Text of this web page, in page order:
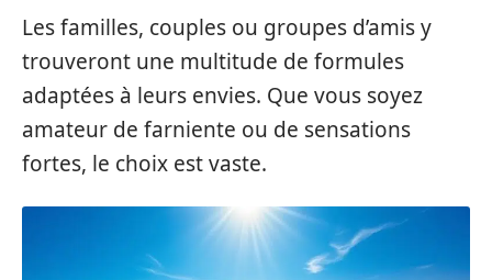
Les familles, couples ou groupes d’amis y
trouveront une multitude de formules
adaptées à leurs envies. Que vous soyez
amateur de farniente ou de sensations
fortes, le choix est vaste.